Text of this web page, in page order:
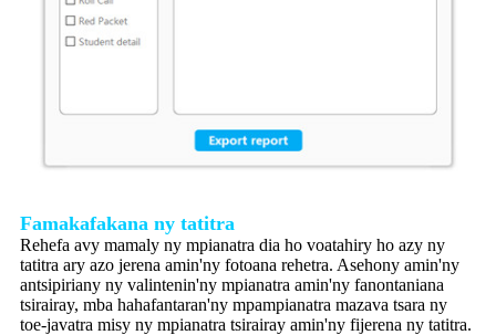
Famakafakana ny tatitra
Rehefa avy mamaly ny mpianatra dia ho voatahiry ho azy ny
tatitra ary azo jerena amin'ny fotoana rehetra. Asehony amin'ny
antsipiriany ny valintenin'ny mpianatra amin'ny fanontaniana
tsirairay, mba hahafantaran'ny mpampianatra mazava tsara ny
toe-javatra misy ny mpianatra tsirairay amin'ny fijerena ny tatitra.